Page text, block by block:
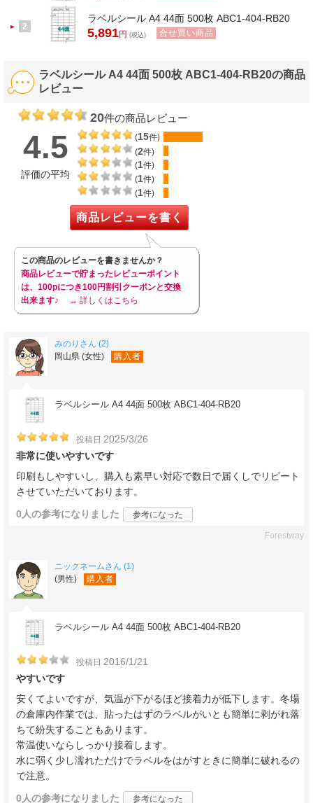
2
ラベルシール A4 44面 500枚 ABC1-404-RB20
5,891円 (税込) 合せ買い商品
ラベルシール A4 44面 500枚 ABC1-404-RB20の商品
レビュー
20件の商品レビュー
4.5
評価の平均
(15件)
(2件)
(1件)
(1件)
(1件)
商品レビューを書く
この商品のレビューを書きませんか？
商品レビューで貯まったレビューポイント
は、100pにつき100円割引クーポンと交換
出来ます♪
→ 詳しくはこちら
みのりさん (2)
岡山県 (女性)
購入者
ラベルシール A4 44面 500枚 ABC1-404-RB20
投稿日 2025/3/26
非常に使いやすいです
印刷もしやすいし、購入も素早い対応で数日で届くしでリピート
させていただいております。
0人の参考になりました 参考になった
Forestway
ニックネームさん (1)
(男性)
購入者
ラベルシール A4 44面 500枚 ABC1-404-RB20
投稿日 2016/1/21
やすいです
安くてよいですが、気温が下がるほど接着力が低下します。冬場
の倉庫内作業では、貼ったはずのラベルがいとも簡単に剥がれ落
ちて紛失することもあります。
常温使いならしっかり接着します。
水に弱く少し濡れただけでラベルをはがすときに簡単に破れるの
で注意。
0人の参考になりました 参考になった